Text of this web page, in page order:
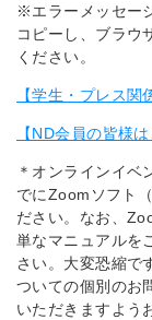
※エラーメッセー
コピーし、ブラウ
ください。
【学生・プレス関
【ND会員の皆様は
＊オンラインイベ
でにZoomソフト
ださい。なお、
単なマニュアルを
さい。大変恐縮で
ついての個別のお
いただきますよう